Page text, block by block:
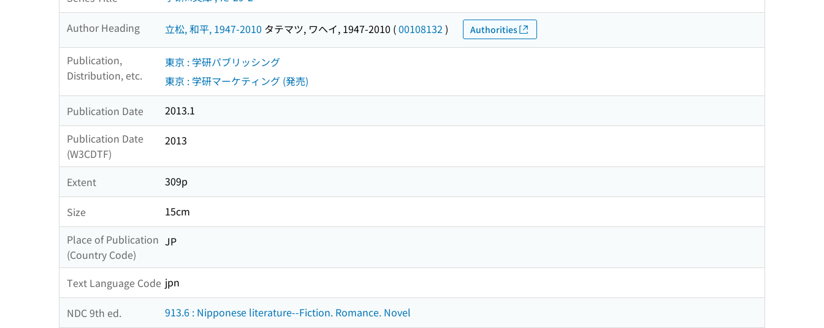
Author Heading 立松, 和平, 1947-2010 タテマツ, ワヘイ, 1947-2010 (00108132 ) Authorities
Publication,
Distribution, etc.
東京 : 学研パブリッシング
東京 : 学研マーケティング (発売)
Publication Date
2013.1
Publication Date
(W3CDTF)
2013
Extent 309p
Size
15cm
Place of Publication
(Country Code)
JP
Text Language Code jpn
NDC 9th ed. 913.6 : Nipponese literature--Fiction. Romance. Novel